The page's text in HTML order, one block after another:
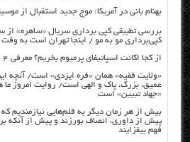
بهنام بانی در آمریکا: موج جدید استقبال از
بررسی تطبیقی کپی برداری سریال «ساهره» از
کپی‌برداری مو به مو / اینجا تهران است به
از کجا اکانت اسپاتیفای پرمیوم بخریم؟ معرفی ۴ فروشگاه معتبر ایرانی
«ولایت فقیه» همان «فره ایزدی» است/ آنچه
عمیق، بزرگ، پاک و الهی است/ روایت امروز
«جهاد تبیین» است
بیش از هر زمان دیگر به قلم‌هایی نیازمندیم
پیش از داوری، انصاف بورزند و پیش از آنکه بر
فهم بیفزایند